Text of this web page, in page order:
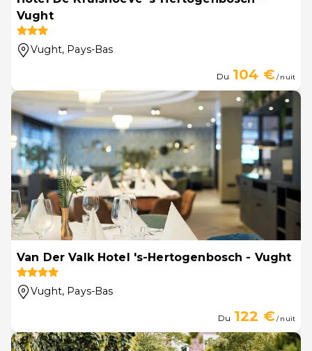
Vught
Vught, Pays-Bas
Du 104 €/ nuit
Van Der Valk Hotel 's-Hertogenbosch - Vught
Vught, Pays-Bas
Du 122 €/ nuit